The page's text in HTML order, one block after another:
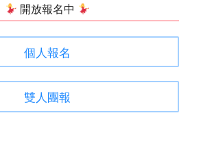
開放報名中
個人報名
雙人團報